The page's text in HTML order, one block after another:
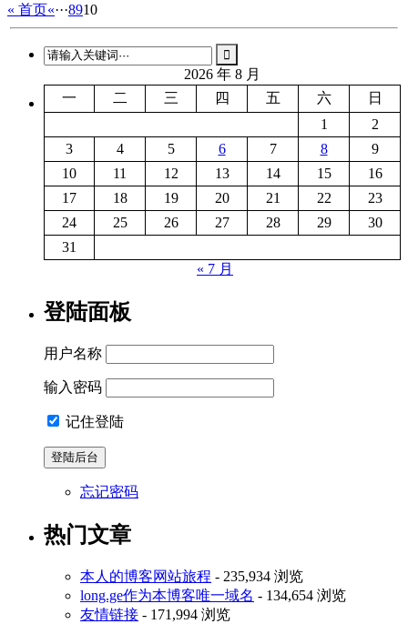
« 首页«···8910
2026 年 8 月
一
二 三 四 五 六
日
1
2
3
4 5 6 7 8
9
10
11 12 13 14 15
16
17
18 19 20 21 22
23
24
25 26 27 28 29
30
31
« 7 月
登陆面板
用户名称
输入密码
记住登陆
忘记密码
热门文章
本人的博客网站旅程 - 235,934 浏览
long.ge作为本博客唯一域名 - 134,654 浏览
友情链接 - 171,994 浏览